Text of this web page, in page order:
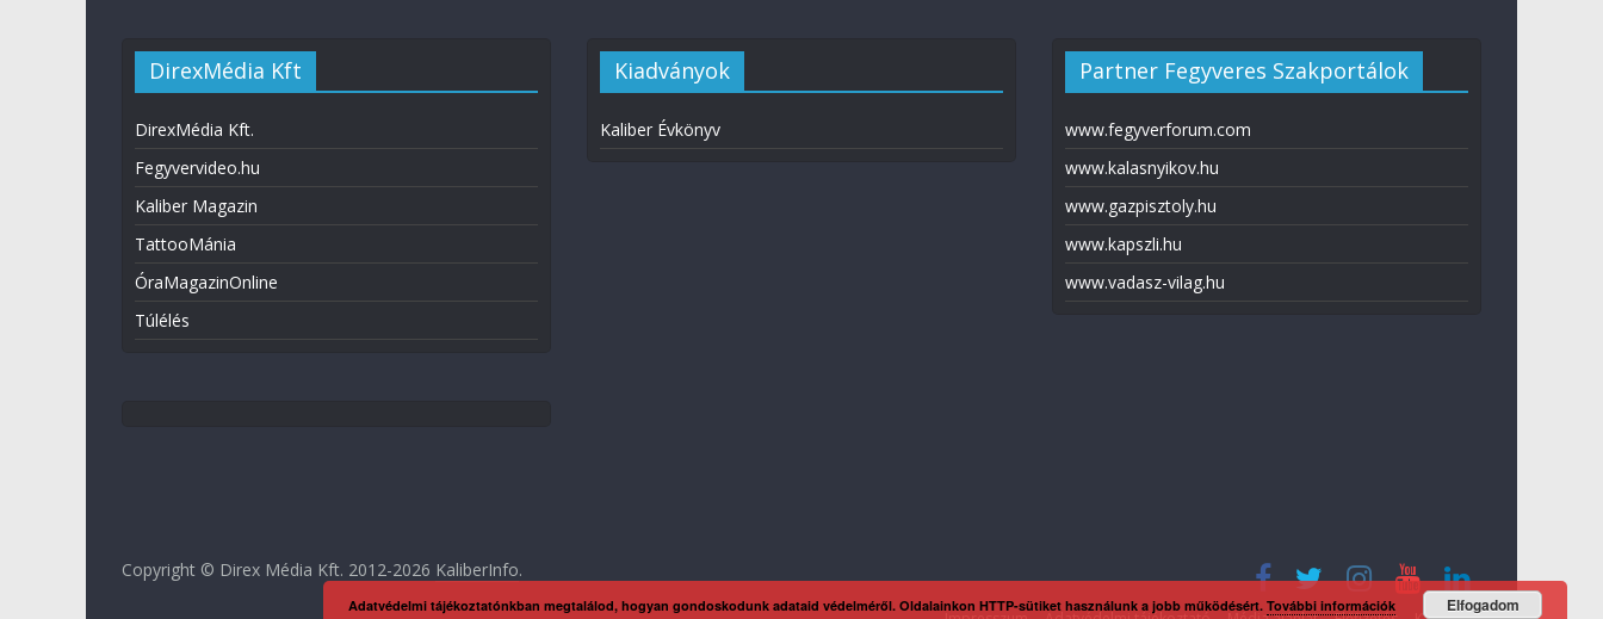
DirexMédia Kft
DirexMédia Kft.
Fegyvervideo.hu
Kaliber Magazin
TattooMánia
ÓraMagazinOnline
Túlélés
Kiadványok
Kaliber Évkönyv
Partner Fegyveres Szakportálok
www.fegyverforum.com
www.kalasnyikov.hu
www.gazpisztoly.hu
www.kapszli.hu
www.vadasz-vilag.hu
Copyright © Direx Média Kft. 2012-2026 KaliberInfo.
Adatvédelmi tájékoztatónkban megtalálod, hogyan gondoskodunk adataid védelméről. Oldalainkon HTTP-sütiket használunk a jobb működésért. További információk Elfogadom